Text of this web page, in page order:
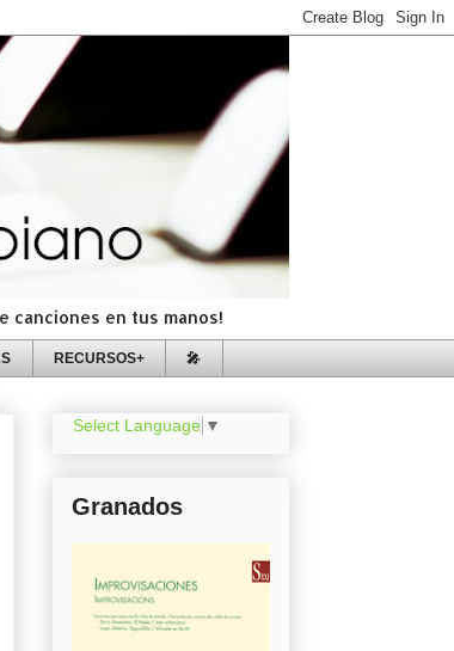
canciones en tus manos!
RECURSOS+ 🎤
Select Language ▼
Granados